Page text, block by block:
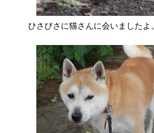
ひさびさに猫さんに会いましたよ。